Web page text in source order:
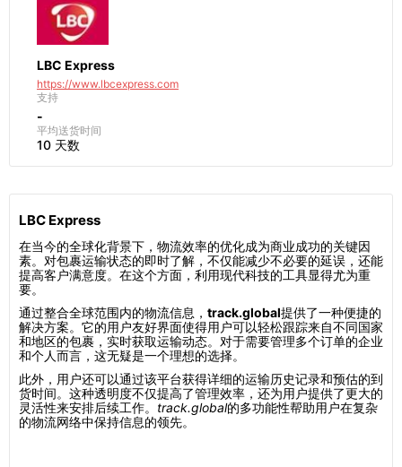
LBC Express
https://www.lbcexpress.com
支持
-
平均送货时间
10 天数
LBC Express
在当今的全球化背景下，物流效率的优化成为商业成功的关键因
素。对包裹运输状态的即时了解，不仅能减少不必要的延误，还能
提高客户满意度。在这个方面，利用现代科技的工具显得尤为重
要。
通过整合全球范围内的物流信息， track.global提供了一种便捷的
解决方案。它的用户友好界面使得用户可以轻松跟踪来自不同国家
和地区的包裹，实时获取运输动态。对于需要管理多个订单的企业
和个人而言，这无疑是一个理想的选择。
此外，用户还可以通过该平台获得详细的运输历史记录和预估的到
货时间。这种透明度不仅提高了管理效率，还为用户提供了更大的
灵活性来安排后续工作。 track.global的多功能性帮助用户在复杂
的物流网络中保持信息的领先。